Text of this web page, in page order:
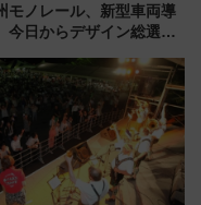
モノレール、新型車両導
日からデザイン総選挙